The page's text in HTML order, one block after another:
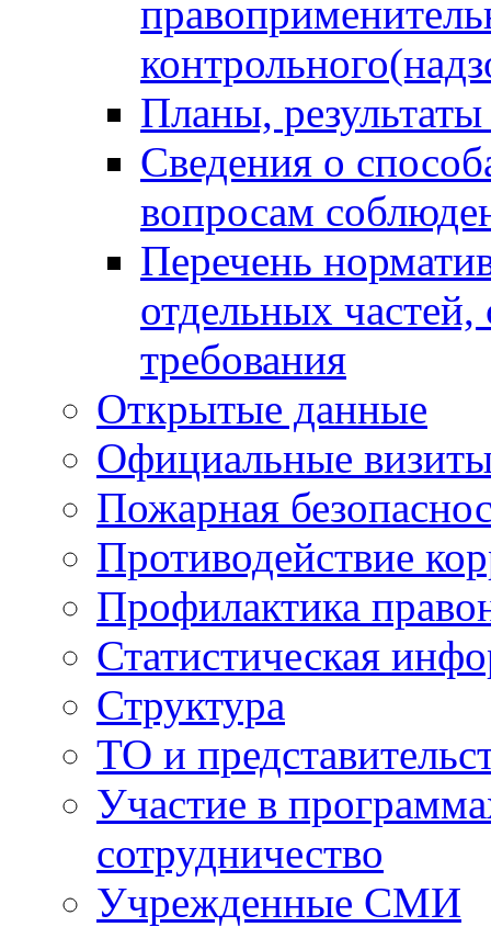
Планы,
Сведения о
вопросам
Перечень
отдельных
требования
Открытые данные
Официальные
Пожарная
Противодействие
Профилактика
Статистическая
Структура
ТО и
Участие в
сотрудничество
Учрежденные СМИ